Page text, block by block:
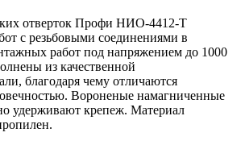
отверток Профи НИО-4412-Т
с резьбовыми соединениями в
работ под напряжением до 1000
из качественной
благодаря чему отличаются
Вороненые намагниченные
удерживают крепеж. Материал